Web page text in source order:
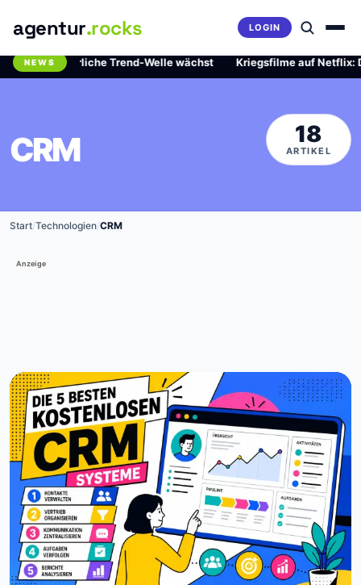
agentur.rocks LOGIN
NEWS
Breaking News Ticker
gefährliche Trend-Welle wächst· Kriegsfilme auf Netflix: Diese
CRM 18
ARTIKEL
Start/Technologien/CRM
Anzeige